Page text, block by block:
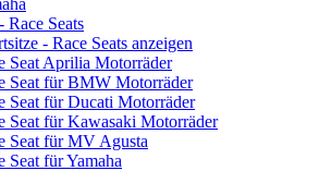
Race Seats
- Race Seats anzeigen
Seat Aprilia Motorräder
Seat für BMW Motorräder
Seat für Ducati Motorräder
Seat für Kawasaki Motorräder
Seat für MV Agusta
Seat für Yamaha